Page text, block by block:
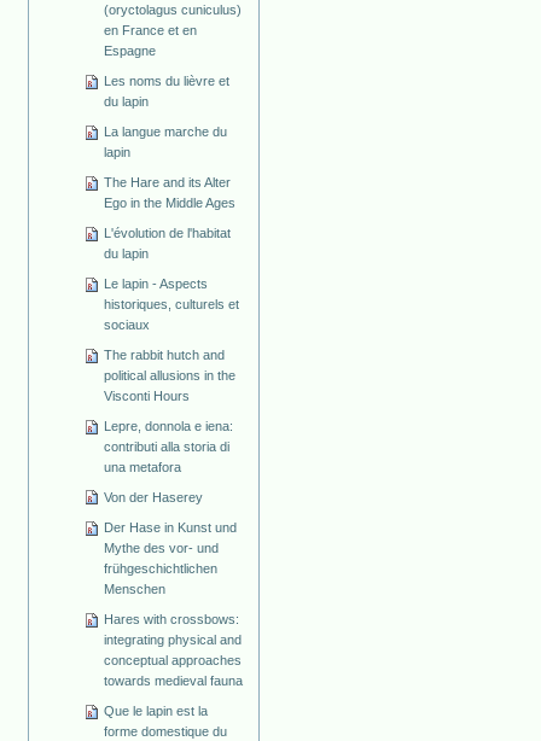
(oryctolagus cuniculus)
en France et en
Espagne
Les noms du lièvre et
du lapin
La langue marche du
lapin
The Hare and its Alter
Ego in the Middle Ages
L'évolution de l'habitat
du lapin
Le lapin - Aspects
historiques, culturels et
sociaux
The rabbit hutch and
political allusions in the
Visconti Hours
Lepre, donnola e iena:
contributi alla storia di
una metafora
Von der Haserey
Der Hase in Kunst und
Mythe des vor- und
frühgeschichtlichen
Menschen
Hares with crossbows:
integrating physical and
conceptual approaches
towards medieval fauna
Que le lapin est la
forme domestique du